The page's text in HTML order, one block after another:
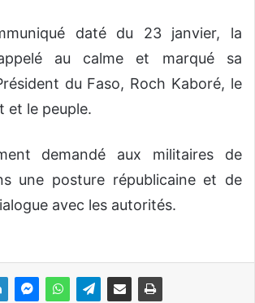
daté du 23 janvier, la
au calme et marqué sa
du Faso, Roch Kaboré, le
et le peuple.
demandé aux militaires de
une posture républicaine et de
avec les autorités.